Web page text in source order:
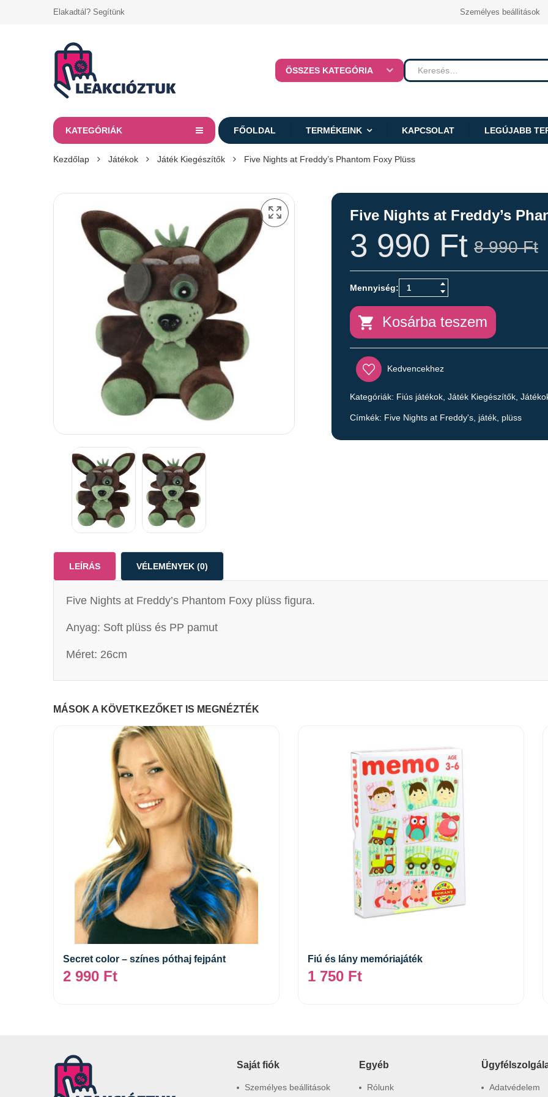
Elakadtál? Segítünk Személyes beállitások
ÖSSZES KATEGÓRIA
KATEGÓRIÁK FŐOLDAL TERMÉKEINK KAPCSOLAT LEGÚJABB
Kezdőlap Játékok Játék Kiegészítők Five Nights at Freddy’s Phantom Foxy Plüss
Five Nights at Freddy’s
8 990Ft
3 990 Ft
Kosárba teszem
Kedvencekhez
Kategóriák: Fiús játékok Játék Kiegészítők
Címkék: Five Nights at Freddy's játék plüss
LEÍRÁS VÉLEMÉNYEK (0)
Five Nights at Freddy’s Phantom Foxy plüss figura.
Anyag: Soft plüss és PP pamut
Méret: 26cm
MÁSOK A KÖVETKEZŐKET IS MEGNÉZTÉK
Kosárba teszem
Secret color – színes póthaj fejpánt
2 990 Ft
Tovább
Fiú és lány memóriajáték
1 750 Ft
Saját fiók
Személyes beállitások
Egyéb
Rólunk Adatvédelem